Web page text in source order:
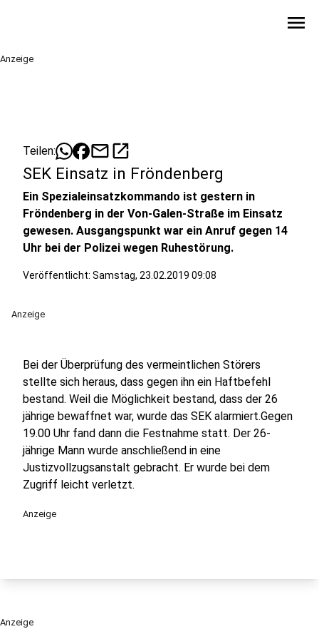
menu
Anzeige
Teilen: mailopen_in_new
SEK Einsatz in Fröndenberg
Ein Spezialeinsatzkommando ist gestern in
Fröndenberg in der Von-Galen-Straße im Einsatz
gewesen. Ausgangspunkt war ein Anruf gegen 14
Uhr bei der Polizei wegen Ruhestörung.
Veröffentlicht: Samstag, 23.02.2019 09:08
Anzeige
Bei der Überprüfung des vermeintlichen Störers
stellte sich heraus, dass gegen ihn ein Haftbefehl
bestand. Weil die Möglichkeit bestand, dass der 26
jährige bewaffnet war, wurde das SEK alarmiert.Gegen
19.00 Uhr fand dann die Festnahme statt. Der 26-
jährige Mann wurde anschließend in eine
Justizvollzugsanstalt gebracht. Er wurde bei dem
Zugriff leicht verletzt.
Anzeige
Anzeige